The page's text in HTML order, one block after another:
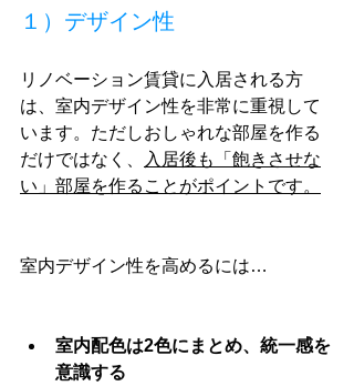
１）デザイン性
リノベーション賃貸に入居される方
は、室内デザイン性を非常に重視して
います。ただしおしゃれな部屋を作る
だけではなく、
入居後も「飽きさせな
い」部屋を作ることがポイントです。
室内デザイン性を高めるには…
室内配色は2色にまとめ、統一感を
意識する